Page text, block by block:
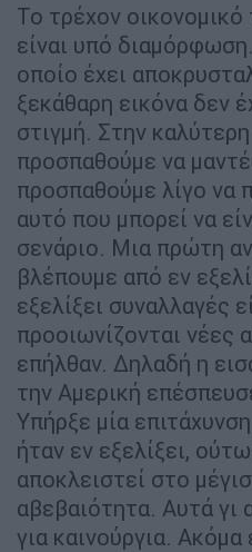
Το τρέχον οικονομικό
είναι υπό
οποίο έχει
ξεκάθαρη εικόνα δεν
στιγμή. Στην
προσπαθούμε να
προσπαθούμε λίγο να
αυτό που μπορεί να
σενάριο. Μια πρώτη
βλέπουμε από εν
εξελίξει συναλλαγές
προοιωνίζονται νέες
επήλθαν. Δηλαδή η
την Αμερική
Υπήρξε μία
ήταν εν εξελίξει,
αποκλειστεί στο
αβεβαιότητα. Αυτά γι
για καινούργια.